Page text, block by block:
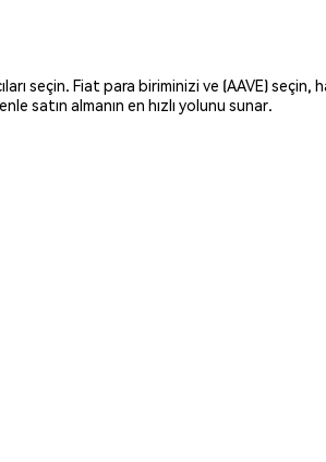
seçin. Fiat para biriminizi ve (AAVE) seçin,
satın almanın en hızlı yolunu sunar.